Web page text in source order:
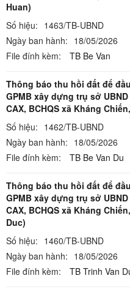
Huan)
Số hiệu: 1463/TB-UBND
Ngày ban hành: 18/05/2026
File đính kèm:
TB Be Van
Thông báo thu hồi đất để
GPMB xây dựng trụ sở
CAX, BCHQS xã Kháng
Số hiệu: 1462/TB-UBND
Ngày ban hành: 18/05/2026
File đính kèm:
TB Be Van Du
Thông báo thu hồi đất để
GPMB xây dựng trụ sở
CAX, BCHQS xã Kháng
Duc)
Số hiệu: 1460/TB-UBND
Ngày ban hành: 18/05/2026
File đính kèm:
TB Trinh Van